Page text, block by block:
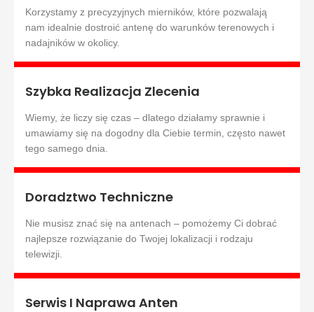
Korzystamy z precyzyjnych mierników, które pozwalają
nam idealnie dostroić antenę do warunków terenowych i
nadajników w okolicy.
Szybka Realizacja Zlecenia
Wiemy, że liczy się czas – dlatego działamy sprawnie i
umawiamy się na dogodny dla Ciebie termin, często nawet
tego samego dnia.
Doradztwo Techniczne
Nie musisz znać się na antenach – pomożemy Ci dobrać
najlepsze rozwiązanie do Twojej lokalizacji i rodzaju
telewizji.
Serwis I Naprawa Anten